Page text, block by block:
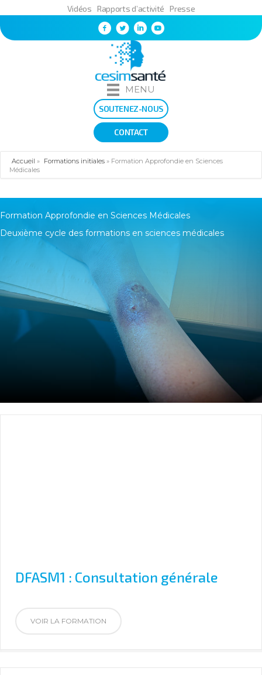
Vidéos Rapports d’activité Presse
MENU
SOUTENEZ-NOUS
CONTACT
Accueil » Formations initiales » Formation Approfondie en Sciences
Médicales
Formation Approfondie en Sciences Médicales
Deuxième cycle des formations en sciences médicales
DFASM1 : Consultation générale
VOIR LA FORMATION